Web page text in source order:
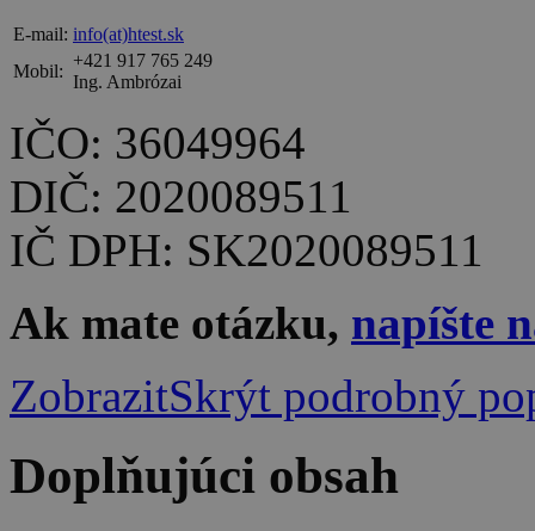
E-mail: info(at)htest.sk
Mobil:
+421 917 765 249
Ing. Ambrózai
IČO: 36049964
DIČ: 2020089511
IČ DPH: SK2020089511
Ak mate otázku, napíšte
ZobrazitSkrýt podrobný
Doplňujúci obsah